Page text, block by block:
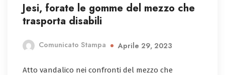
Jesi, forate le gomme del mezzo che
trasporta disabili
Comunicato Stampa Aprile 29, 2023
Atto vandalico nei confronti del mezzo che